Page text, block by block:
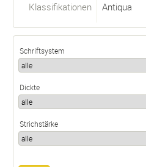
Klassifikationen Antiqua
Schriftsystem
Dickte
Strichstärke